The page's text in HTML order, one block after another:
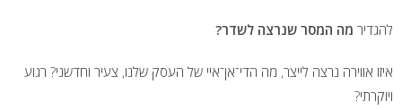
להגדיר מה המסר שנרצה לשדר?
איזו אווירה נרצה לייצר, מה הדי־אן־איי של העסק שלנו, צעיר וחדשני? רגוע
ויוקרתי?